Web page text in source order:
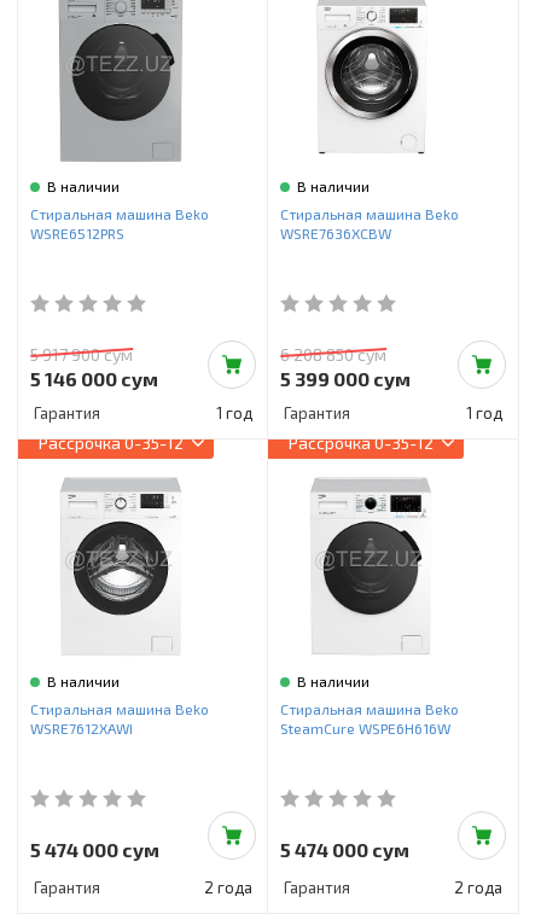
В наличии
Стиральная машина Beko
WSRE6512PRS
5 917 900 сум
5 146 000 сум
Гарантия 1 год
В наличии
Стиральная машина Beko
WSRE7636XCBW
6 208 850 сум
5 399 000 сум
Гарантия 1 год
Рассрочка0-35-12
В наличии
Стиральная машина Beko
WSRE7612XAWI
5 474 000 сум
Гарантия 2 года
Рассрочка0-35-12
В наличии
Стиральная машина Beko
SteamCure WSPE6H616W
5 474 000 сум
Гарантия 2 года